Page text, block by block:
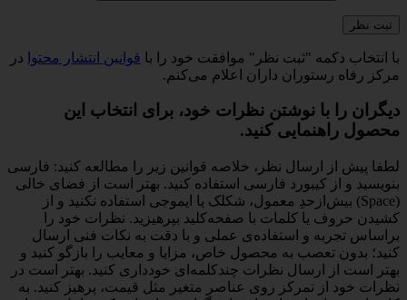
با انتخاب دکمه "ثبت نظر" موافقت خود را با قوانین انتشار محتوا در
مرکز رفاه رستوران داران اعلام می‌کنم.
دیگران را با نوشتن نظرات خود، برای انتخاب این
محصول راهنمایی کنید.
لطفا پیش از ارسال نظر، خلاصه قوانین زیر را مطالعه کنید: فارسی
بنویسید و از کیبورد فارسی استفاده کنید. بهتر است از فضای خالی
(Space) بیش‌از‌حدِ معمول، شکلک یا ایموجی استفاده نکنید و از
کشیدن حروف یا کلمات با صفحه‌کلید بپرهیزید. نظرات خود را
براساس تجربه و استفاده‌ی عملی و با دقت به نکات فنی ارسال
کنید؛ بدون تعصب به محصول خاص، مزایا و معایب را بازگو کنید و
بهتر است از ارسال نظرات چندکلمه‌‌ای خودداری کنید. بهتر است در
نظرات خود از تمرکز روی عناصر متغیر مثل قیمت، پرهیز کنید. به